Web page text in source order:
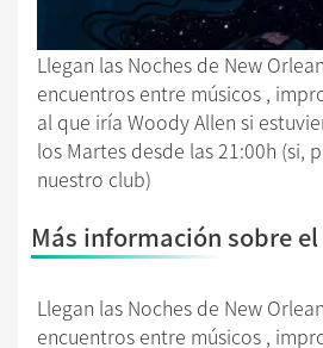
Llegan las Noches de New
encuentros entre músicos ,
al que iría Woody Allen si
los Martes desde las 21:00h (si,
nuestro club)
Más información sobre
Llegan las Noches de New
encuentros entre músicos ,